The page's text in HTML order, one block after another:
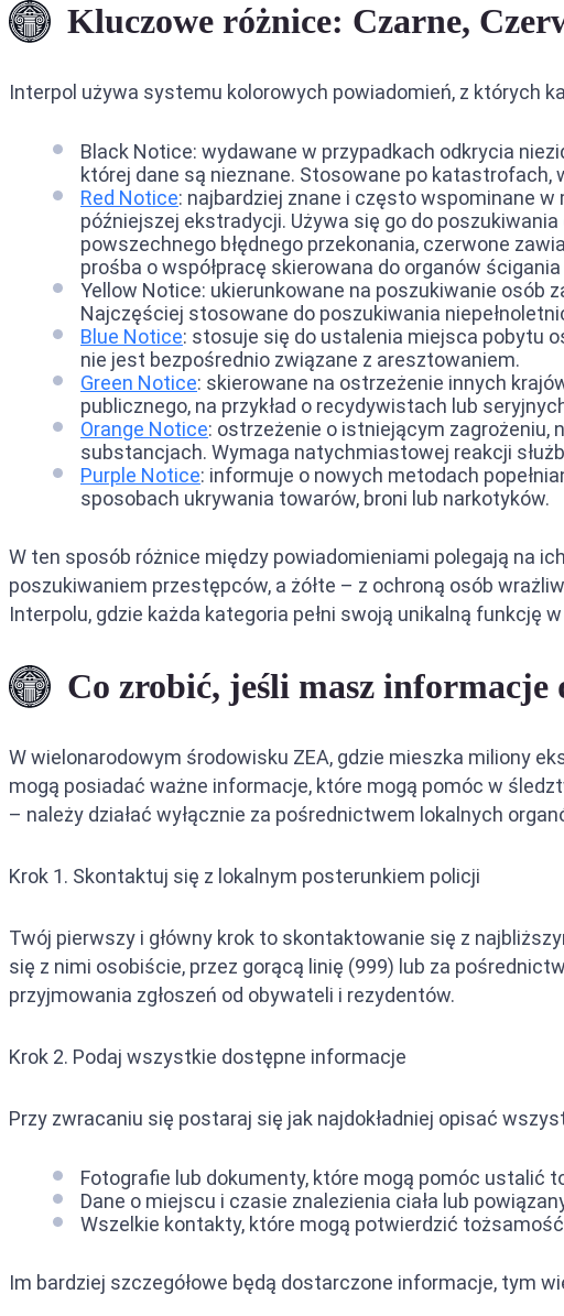
Kluczowe różnice: Czarne,
Interpol używa systemu kolorowych powiadomień, z których
Black Notice: wydawane w przypadkach odkrycia
której dane są nieznane. Stosowane po
Red Notice: najbardziej znane i często wspominane
późniejszej ekstradycji. Używa się go do
powszechnego błędnego przekonania, czerwone
prośba o współpracę skierowana do organów
Yellow Notice: ukierunkowane na poszukiwanie osób
Najczęściej stosowane do poszukiwania
Blue Notice: stosuje się do ustalenia miejsca pobytu
nie jest bezpośrednio związane z aresztowaniem.
Green Notice: skierowane na ostrzeżenie innych
publicznego, na przykład o recydywistach lub
Orange Notice: ostrzeżenie o istniejącym zagrożeniu,
substancjach. Wymaga natychmiastowej reakcji
Purple Notice: informuje o nowych metodach
sposobach ukrywania towarów, broni lub narkotyków.
W ten sposób różnice między powiadomieniami polegają na
poszukiwaniem przestępców, a żółte – z ochroną osób
Interpolu, gdzie każda kategoria pełni swoją unikalną funkcję
Co zrobić, jeśli masz informacje
W wielonarodowym środowisku ZEA, gdzie mieszka miliony
mogą posiadać ważne informacje, które mogą pomóc w
– należy działać wyłącznie za pośrednictwem lokalnych
Krok 1. Skontaktuj się z lokalnym posterunkiem policji
Twój pierwszy i główny krok to skontaktowanie się z
się z nimi osobiście, przez gorącą linię (999) lub za
przyjmowania zgłoszeń od obywateli i rezydentów.
Krok 2. Podaj wszystkie dostępne informacje
Przy zwracaniu się postaraj się jak najdokładniej opisać
Fotografie lub dokumenty, które mogą pomóc ustalić
Dane o miejscu i czasie znalezienia ciała lub
Wszelkie kontakty, które mogą potwierdzić
Im bardziej szczegółowe będą dostarczone informacje, tym